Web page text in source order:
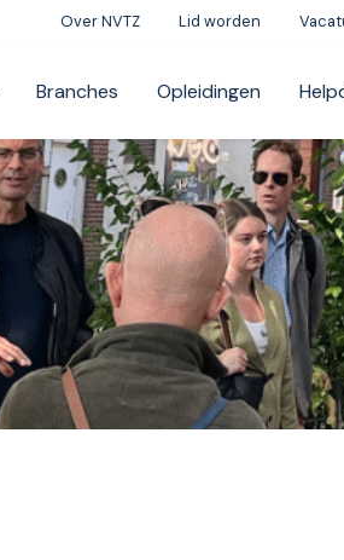
Over NVTZ Lid worden
Branches Opleidingen